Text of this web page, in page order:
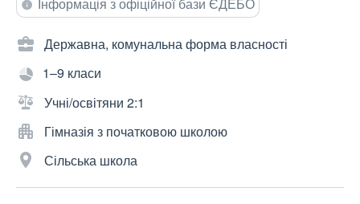
Інформація з офіційної бази ЄДЕБО
Державна, комунальна форма власності
1–9 класи
Учні/освітяни 2:1
Гімназія з початковою школою
Сільська школа